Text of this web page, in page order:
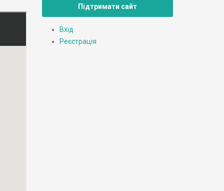
Підтримати сайт
Вхід
Реєстрація